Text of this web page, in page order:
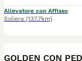
Allevatore con Affisso
Soliera (137.7km)
GOLDEN CON